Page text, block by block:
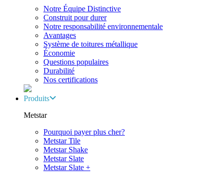
Notre Équipe Distinctive
Construit pour durer
Notre responsabilité environnementale
Avantages
Système de toitures métallique
Économie
Questions populaires
Durabilité
Nos certifications
Produits
Metstar
Pourquoi payer plus cher?
Metstar Tile
Metstar Shake
Metstar Slate
Metstar Slate +